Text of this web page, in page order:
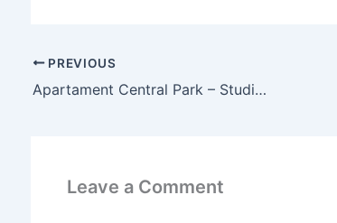
PREVIOUS
Apartament Central Park – Studiouri moderne la centru
Leave a Comment